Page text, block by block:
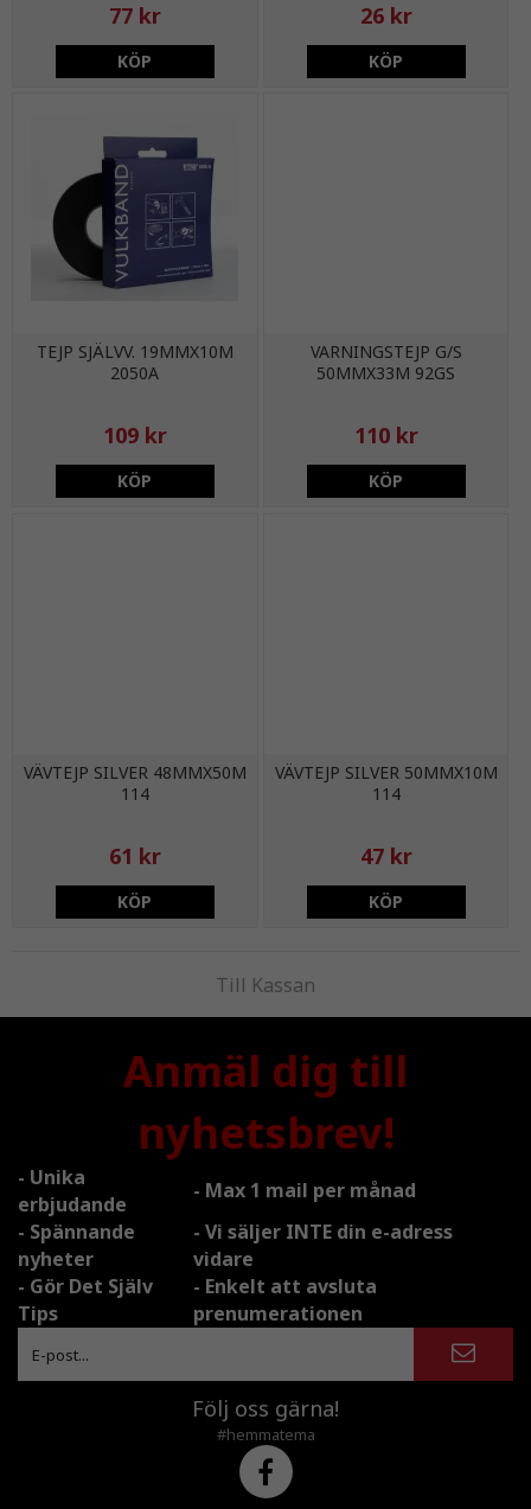
77 kr
KÖP
26 kr
KÖP
TEJP SJÄLVV. 19MMX10M
2050A
109 kr
KÖP
VARNINGSTEJP G/S
50MMX33M 92GS
110 kr
KÖP
VÄVTEJP SILVER 48MMX50M
114
61 kr
KÖP
VÄVTEJP SILVER 50MMX10M
114
47 kr
KÖP
Till Kassan
Anmäl dig till
nyhetsbrev!
- Unika
erbjudande
- Max 1 mail per månad
- Spännande
nyheter
- Vi säljer INTE din e-adress
vidare
- Gör Det Själv
Tips
- Enkelt att avsluta
prenumerationen
Följ oss gärna!
#hemmatema